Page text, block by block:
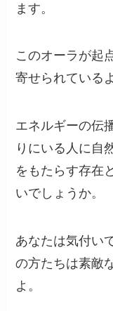
ます。
このオーラが起
寄せられている
エネルギーの伝
りにいる人に自
をもたらす存在
いでしょうか。
あなたは気付い
の方たちは素敵
よ。